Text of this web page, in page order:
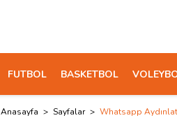
FUTBOL BASKETBOL
Anasayfa Sayfalar Whatsapp